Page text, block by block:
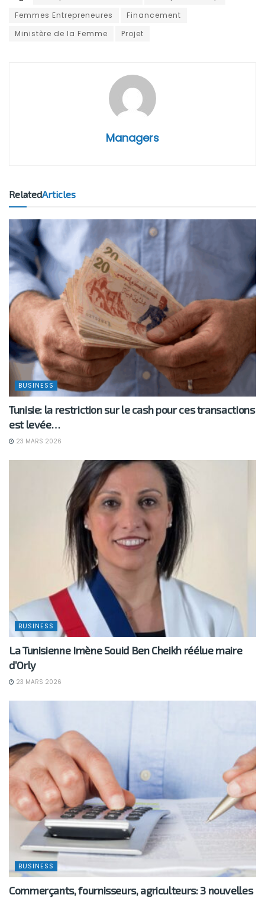
Femmes Entrepreneures
Financement
Ministère de la Femme
Projet
Managers
RelatedArticles
BUSINESS
Tunisie: la restriction sur le cash pour ces transactions
est levée…
23 MARS 2026
BUSINESS
La Tunisienne Imène Souid Ben Cheikh réélue maire
d’Orly
23 MARS 2026
BUSINESS
Commerçants, fournisseurs, agriculteurs: 3 nouvelles